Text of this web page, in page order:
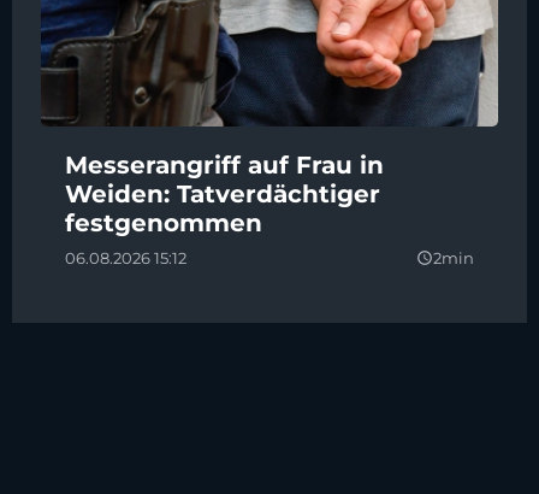
Messerangriff auf Frau in
Weiden: Tatverdächtiger
festgenommen
06.08.2026 15:12 query_builder2min